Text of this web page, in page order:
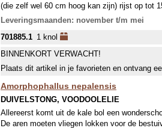
(die zelf wel 60 cm hoog kan zijn) rijst op tot
hoog! Deze enorme omvang bereikt de plant
gewoon in de vollegrond worden ze toch nog
De bloemschede is purperrood van kleur met
de plant daarom ook wel Penisplant wordt
Haal bij naderende vorst de knollen uit de
cocopeat. De knollen moeten flink groot zijn
na enkele jaren kunnen bloeien. Deze
gezonde ontwikkeling de knol laat groeien tot
Leveringsmaanden: november t/m mei
701885.1 1 knol
BINNENKORT VERWACHT!
Plaats dit artikel in je favorieten en ontvang
Amorphophallus nepalensis
DUIVELSTONG, VOODOOLELIE
Allereerst komt uit de kale bol een
De aren moeten vliegen lokken voor de